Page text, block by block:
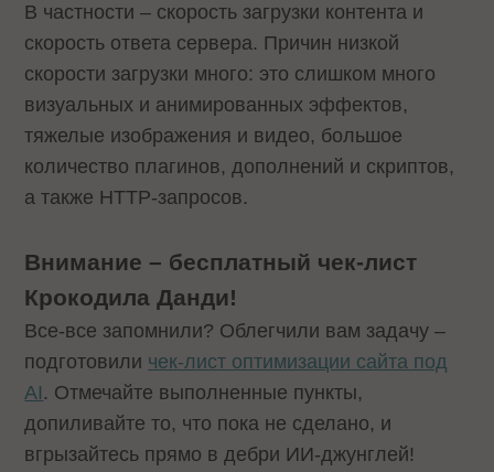
В частности – скорость загрузки контента и
скорость ответа сервера. Причин низкой
скорости загрузки много: это слишком много
визуальных и анимированных эффектов,
тяжелые изображения и видео, большое
количество плагинов, дополнений и скриптов,
а также HTTP-запросов.
Внимание – бесплатный чек-лист
Крокодила Данди!
Все-все запомнили? Облегчили вам задачу –
подготовили чек-лист оптимизации сайта под
AI . Отмечайте выполненные пункты,
допиливайте то, что пока не сделано, и
вгрызайтесь прямо в дебри ИИ-джунглей!